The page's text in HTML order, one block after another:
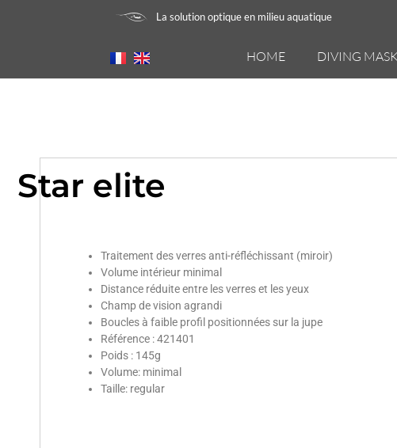
La solution optique en milieu aquatique
HOME DIVING
Star elite
Traitement des verres anti-réfléchissant (miroir)
Volume intérieur minimal
Distance réduite entre les verres et les yeux
Champ de vision agrandi
Boucles à faible profil positionnées sur la jupe
Référence : 421401
Poids : 145g
Volume: minimal
Taille: regular